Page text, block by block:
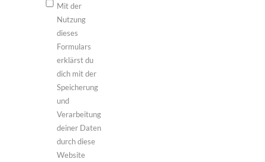
Mit der
Nutzung
dieses
Formulars
erklärst du
dich mit der
Speicherung
und
Verarbeitung
deiner Daten
durch diese
Website